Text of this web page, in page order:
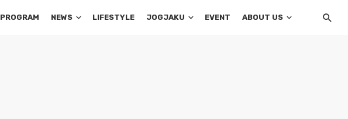
PROGRAM NEWS LIFESTYLE JOGJAKU EVENT ABOUT US